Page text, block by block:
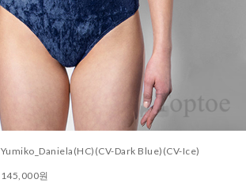
Yumiko_Daniela(HC)(CV-Dark Blue)(CV-Ice)
145,000원